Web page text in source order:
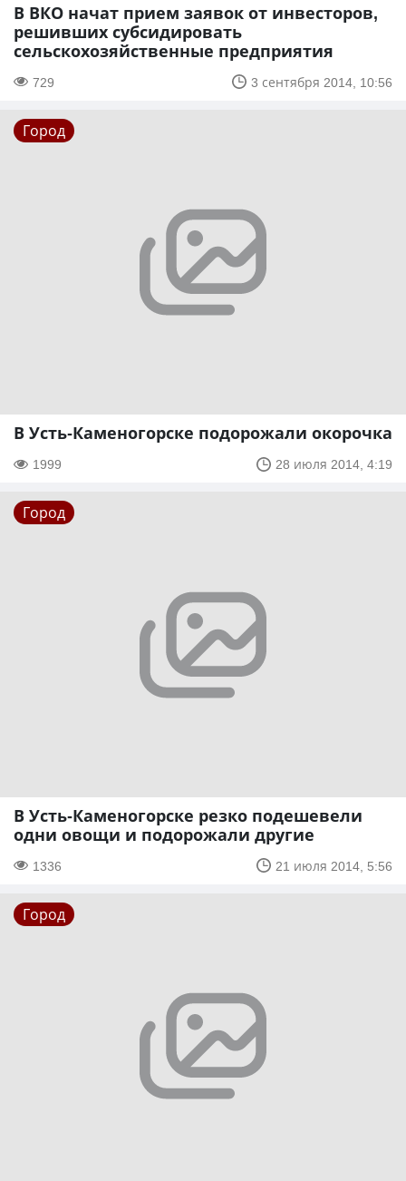
В ВКО начат прием заявок от инвесторов,
решивших субсидировать
сельскохозяйственные предприятия
729 3 сентября 2014, 10:56
Город
В Усть-Каменогорске подорожали окорочка
1999 28 июля 2014, 4:19
Город
В Усть-Каменогорске резко подешевели
одни овощи и подорожали другие
1336 21 июля 2014, 5:56
Город